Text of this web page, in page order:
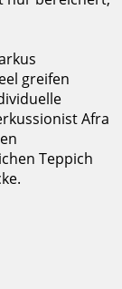
greifen
Afra
Teppich